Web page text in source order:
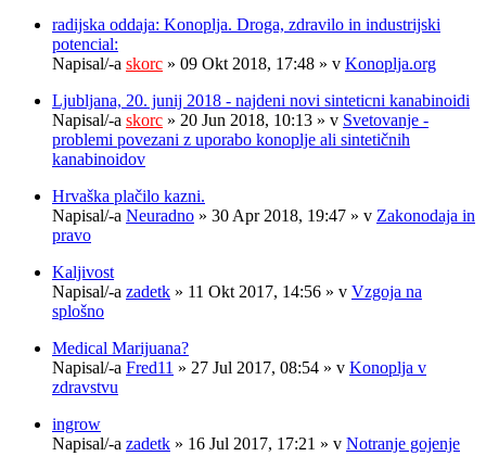
radijska oddaja: Konoplja. Droga, zdravilo in industrijski
potencial:
Napisal/-a skorc » 09 Okt 2018, 17:48 » v Konoplja.org
Ljubljana, 20. junij 2018 - najdeni novi sinteticni kanabinoidi
Napisal/-a skorc » 20 Jun 2018, 10:13 » v Svetovanje -
problemi povezani z uporabo konoplje ali sintetičnih
kanabinoidov
Hrvaška plačilo kazni.
Napisal/-a Neuradno » 30 Apr 2018, 19:47 » v Zakonodaja in
pravo
Kaljivost
Napisal/-a zadetk » 11 Okt 2017, 14:56 » v Vzgoja na
splošno
Medical Marijuana?
Napisal/-a Fred11 » 27 Jul 2017, 08:54 » v Konoplja v
zdravstvu
ingrow
Napisal/-a zadetk » 16 Jul 2017, 17:21 » v Notranje gojenje